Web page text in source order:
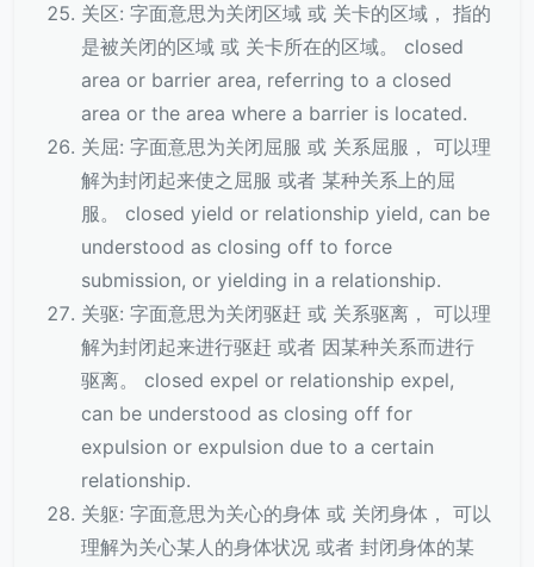
关区: 字面意思为关闭区域 或 关卡的区域， 指的
是被关闭的区域 或 关卡所在的区域。 closed
area or barrier area, referring to a closed
area or the area where a barrier is located.
关屈: 字面意思为关闭屈服 或 关系屈服， 可以理
解为封闭起来使之屈服 或者 某种关系上的屈
服。 closed yield or relationship yield, can be
understood as closing off to force
submission, or yielding in a relationship.
关驱: 字面意思为关闭驱赶 或 关系驱离， 可以理
解为封闭起来进行驱赶 或者 因某种关系而进行
驱离。 closed expel or relationship expel,
can be understood as closing off for
expulsion or expulsion due to a certain
relationship.
关躯: 字面意思为关心的身体 或 关闭身体， 可以
理解为关心某人的身体状况 或者 封闭身体的某